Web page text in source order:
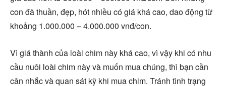
con đã thuần, đẹp, hót nhiều có giá khá cao, dao động từ
khoảng 1.000.000 – 4.000.000 vnđ/con.
Vì giá thành của loài chim này khá cao, vì vậy khi có nhu
cầu nuôi loài chim này và muốn mua chúng, thì bạn cần
cân nhắc và quan sát kỹ khi mua chim. Tránh tình trạng